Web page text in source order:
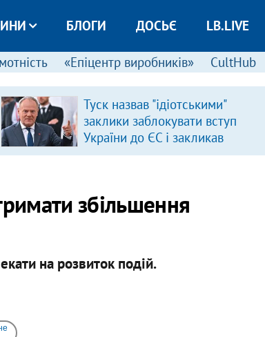
БЛОГИ ДОСЬЄ LB.LIVE
«Епіцентр виробників» CultHub
Туск назвав "ідіотськими"
заклики заблокувати вступ
України до ЄС і закликав
припинити антиукраїнську
збільшення
на розвиток подій.